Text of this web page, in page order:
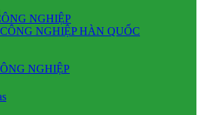
NGHIỆP
NGHIỆP HÀN QUỐC
NGHIỆP